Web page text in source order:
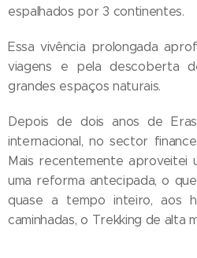
espalhados por 3 continentes.
Essa vivência prolongada
viagens e pela descoberta
grandes espaços naturais.
Depois de dois anos de
internacional, no sector
Mais recentemente aproveitei
uma reforma antecipada, o
quase a tempo inteiro, aos
caminhadas, o Trekking de alta